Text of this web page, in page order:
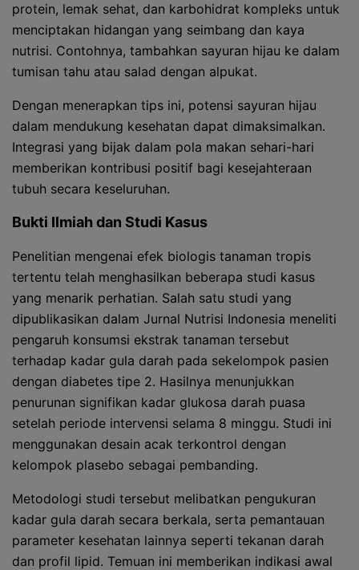
protein, lemak sehat, dan karbohidrat kompleks untuk
menciptakan hidangan yang seimbang dan kaya
nutrisi. Contohnya, tambahkan sayuran hijau ke dalam
tumisan tahu atau salad dengan alpukat.
Dengan menerapkan tips ini, potensi sayuran hijau
dalam mendukung kesehatan dapat dimaksimalkan.
Integrasi yang bijak dalam pola makan sehari-hari
memberikan kontribusi positif bagi kesejahteraan
tubuh secara keseluruhan.
Bukti Ilmiah dan Studi Kasus
Penelitian mengenai efek biologis tanaman tropis
tertentu telah menghasilkan beberapa studi kasus
yang menarik perhatian. Salah satu studi yang
dipublikasikan dalam Jurnal Nutrisi Indonesia meneliti
pengaruh konsumsi ekstrak tanaman tersebut
terhadap kadar gula darah pada sekelompok pasien
dengan diabetes tipe 2. Hasilnya menunjukkan
penurunan signifikan kadar glukosa darah puasa
setelah periode intervensi selama 8 minggu. Studi ini
menggunakan desain acak terkontrol dengan
kelompok plasebo sebagai pembanding.
Metodologi studi tersebut melibatkan pengukuran
kadar gula darah secara berkala, serta pemantauan
parameter kesehatan lainnya seperti tekanan darah
dan profil lipid. Temuan ini memberikan indikasi awal